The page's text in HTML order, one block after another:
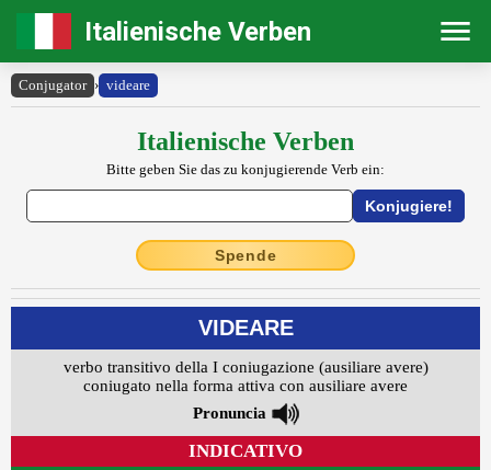
Italienische Verben
Conjugator › videare
Italienische Verben
Bitte geben Sie das zu konjugierende Verb ein:
Spende
VIDEARE
verbo transitivo della I coniugazione (ausiliare avere)
coniugato nella forma attiva con ausiliare avere
Pronuncia
INDICATIVO